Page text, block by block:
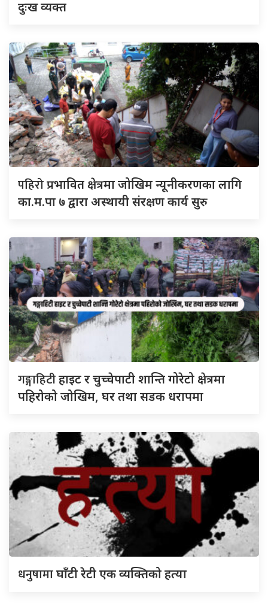
दुःख व्यक्त
पहिरोप्रभावित क्षेत्रमा जोखिम न्यूनीकरणका लागि
का.म.पा ७ द्वारा अस्थायी संरक्षण कार्य सुरु
गङ्गाहिटीहाइट र चुच्चेपाटी शान्ति गोरेटो क्षेत्रमा
पहिरोको जोखिम, घर तथा सडक धरापमा
धनुषामाघाँटी रेटी एक व्यक्तिको हत्या